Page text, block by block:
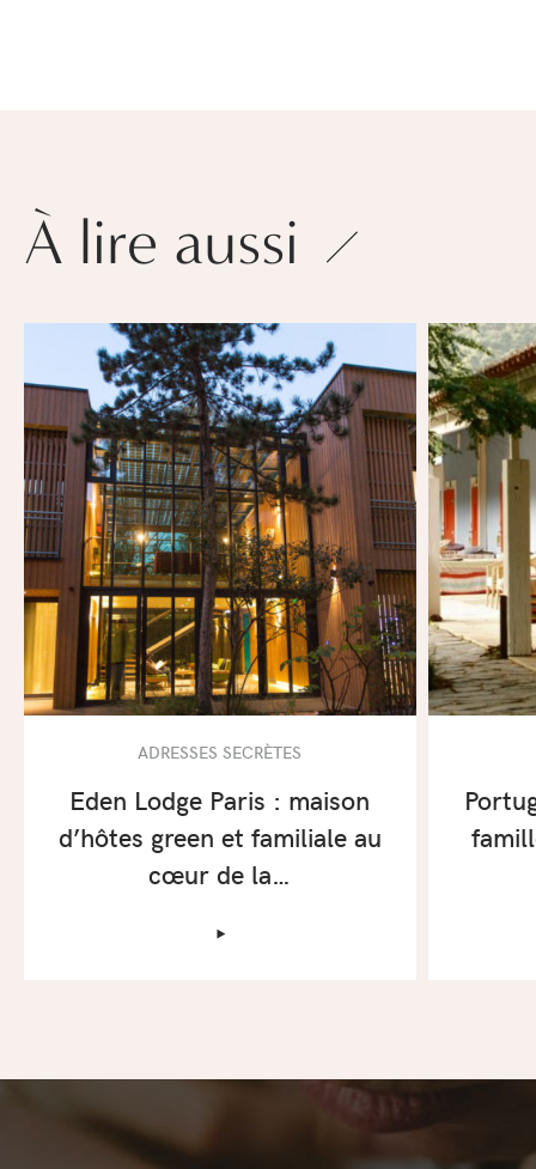
À lire aussi
ADRESSES SECRÈTES
Eden Lodge Paris : maison
d’hôtes green et familiale au
cœur de la…
‣